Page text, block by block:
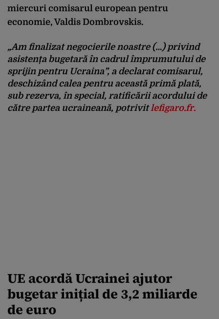
miercuri comisarul european pentru
economie, Valdis Dombrovskis.
„Am finalizat negocierile noastre (…) privind
asistența bugetară în cadrul împrumutului de
sprijin pentru Ucraina”, a declarat comisarul,
deschizând calea pentru această primă plată,
sub rezerva, în special, ratificării acordului de
către partea ucraineană, potrivitlefigaro.fr.
UE acordă Ucrainei ajutor
bugetar inițial de 3,2 miliarde
de euro